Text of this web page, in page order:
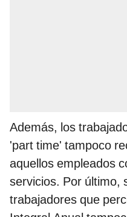
Además, los
'part time' tampoco
aquellos empleados
servicios. Por último,
trabajadores que